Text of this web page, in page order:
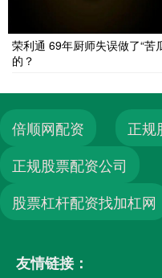
荣利通 69年厨师失误做了“苦
的？
倍顺网配资
正规
正规股票配资公司
股票杠杆配资找加杠网
友情链接：